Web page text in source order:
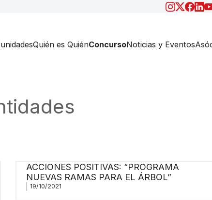
Quién es QuiénConcursoNoticias y Eventos
ACCIONES POSITIVAS: “PROGRAMA
NUEVAS RAMAS PARA EL ÁRBOL”
19/10/2021